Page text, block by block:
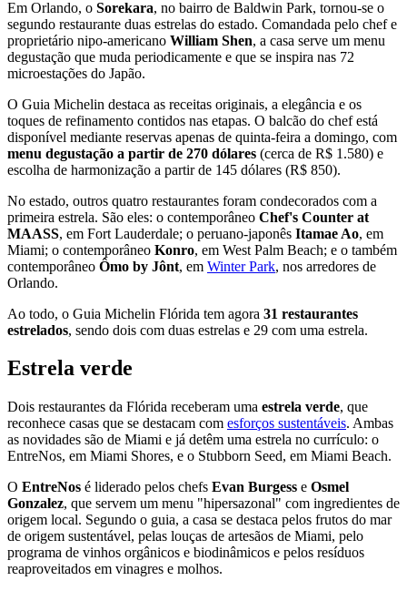
Em Orlando, o Sorekara, no bairro de Baldwin Park, tornou-se o
segundo restaurante duas estrelas do estado. Comandada pelo chef e
proprietário nipo-americano William Shen, a casa serve um menu
degustação que muda periodicamente e que se inspira nas 72
microestações do Japão.
O Guia Michelin destaca as receitas originais, a elegância e os
toques de refinamento contidos nas etapas. O balcão do chef está
disponível mediante reservas apenas de quinta-feira a domingo, com
menu degustação a partir de 270 dólares (cerca de R$ 1.580) e
escolha de harmonização a partir de 145 dólares (R$ 850).
No estado, outros quatro restaurantes foram condecorados com a
primeira estrela. São eles: o contemporâneo Chef's Counter at
MAASS, em Fort Lauderdale; o peruano-japonês Itamae Ao, em
Miami; o contemporâneo Konro, em West Palm Beach; e o também
contemporâneo Ômo by Jônt, em Winter Park, nos arredores de
Orlando.
Ao todo, o Guia Michelin Flórida tem agora 31 restaurantes
estrelados, sendo dois com duas estrelas e 29 com uma estrela.
Estrela verde
Dois restaurantes da Flórida receberam uma estrela verde, que
reconhece casas que se destacam com esforços sustentáveis. Ambas
as novidades são de Miami e já detêm uma estrela no currículo: o
EntreNos, em Miami Shores, e o Stubborn Seed, em Miami Beach.
O EntreNos é liderado pelos chefs Evan Burgess e Osmel
Gonzalez, que servem um menu "hipersazonal" com ingredientes de
origem local. Segundo o guia, a casa se destaca pelos frutos do mar
de origem sustentável, pelas louças de artesãos de Miami, pelo
programa de vinhos orgânicos e biodinâmicos e pelos resíduos
reaproveitados em vinagres e molhos.